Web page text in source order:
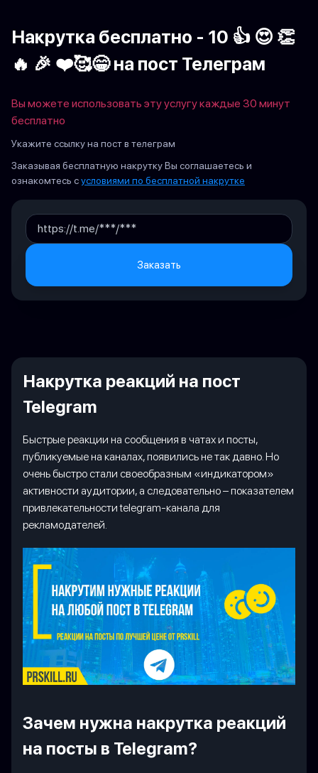
Накрутка бесплатно - 10 👍 😍 👏
🔥 🎉 ❤️🥰😁 на пост Телеграм
Вы можете использовать эту услугу каждые 30 минут
бесплатно
Укажите ссылку на пост в телеграм
Заказывая бесплатную накрутку Вы соглашаетесь и
ознакомтесь сусловиями по бесплатной накрутке
Заказать
Накрутка реакций на пост
Telegram
Быстрые реакции на сообщения в чатах и посты,
публикуемые на каналах, появились не так давно. Но
очень быстро стали своеобразным «индикатором»
активности аудитории, а следовательно – показателем
привлекательности telegram-канала для
рекламодателей.
Зачем нужна накрутка реакций
на посты в Telegram?